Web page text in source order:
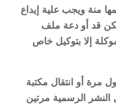
منة ويجب علية إيداع
يكن قد أو دعة ملف
إلا بتوكيل خاص
مرة أو انتقال مكتبة
الرسمية مرتين